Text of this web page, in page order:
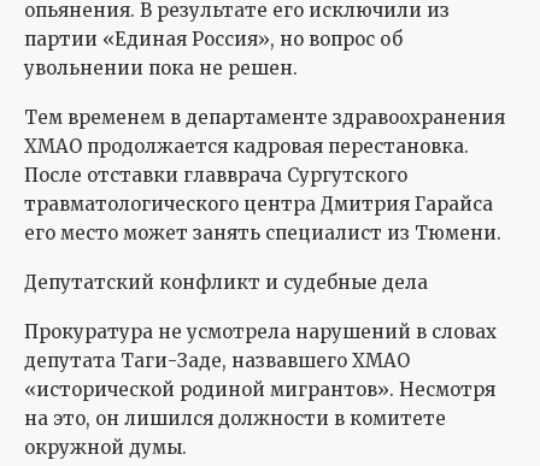
опьянения. В результате его исключили из
партии «Единая Россия», но вопрос об
увольнении пока не решен.
Тем временем в департаменте здравоохранения
ХМАО продолжается кадровая перестановка.
После отставки главврача Сургутского
травматологического центра Дмитрия Гарайса
его место может занять специалист из Тюмени.
Депутатский конфликт и судебные дела
Прокуратура не усмотрела нарушений в словах
депутата Таги-Заде, назвавшего ХМАО
«исторической родиной мигрантов». Несмотря
на это, он лишился должности в комитете
окружной думы.